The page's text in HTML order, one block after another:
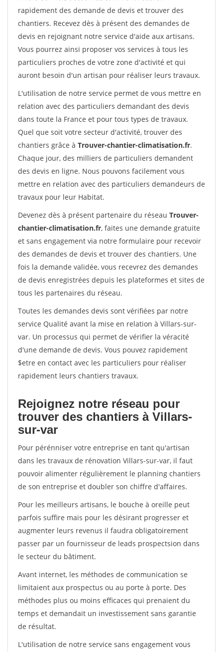
rapidement des demande de devis et trouver des
chantiers. Recevez dès à présent des demandes de
devis en rejoignant notre service d'aide aux artisans.
Vous pourrez ainsi proposer vos services à tous les
particuliers proches de votre zone d'activité et qui
auront besoin d'un artisan pour réaliser leurs travaux.
L'utilisation de notre service permet de vous mettre en
relation avec des particuliers demandant des devis
dans toute la France et pour tous types de travaux.
Quel que soit votre secteur d'activité, trouver des
chantiers grâce à Trouver-chantier-climatisation.fr.
Chaque jour, des milliers de particuliers demandent
des devis en ligne. Nous pouvons facilement vous
mettre en relation avec des particuliers demandeurs de
travaux pour leur Habitat.
Devenez dès à présent partenaire du réseau Trouver-
chantier-climatisation.fr, faites une demande gratuite
et sans engagement via notre formulaire pour recevoir
des demandes de devis et trouver des chantiers. Une
fois la demande validée, vous recevrez des demandes
de devis enregistrées depuis les plateformes et sites de
tous les partenaires du réseau.
Toutes les demandes devis sont vérifiées par notre
service Qualité avant la mise en relation à Villars-sur-
var. Un processus qui permet de vérifier la véracité
d'une demande de devis. Vous pouvez rapidement
$etre en contact avec les particuliers pour réaliser
rapidement leurs chantiers travaux.
Rejoignez notre réseau pour
trouver des chantiers à Villars-
sur-var
Pour pérénniser votre entreprise en tant qu'artisan
dans les travaux de rénovation Villars-sur-var, il faut
pouvoir alimenter régulièrement le planning chantiers
de son entreprise et doubler son chiffre d'affaires.
Pour les meilleurs artisans, le bouche à oreille peut
parfois suffire mais pour les désirant progresser et
augmenter leurs revenus il faudra obligatoirement
passer par un fournisseur de leads prospectsion dans
le secteur du bâtiment.
Avant internet, les méthodes de communication se
limitaient aux prospectus ou au porte à porte. Des
méthodes plus ou moins efficaces qui prenaient du
temps et demandait un investissement sans garantie
de résultat.
L'utilisation de notre service sans engagement vous